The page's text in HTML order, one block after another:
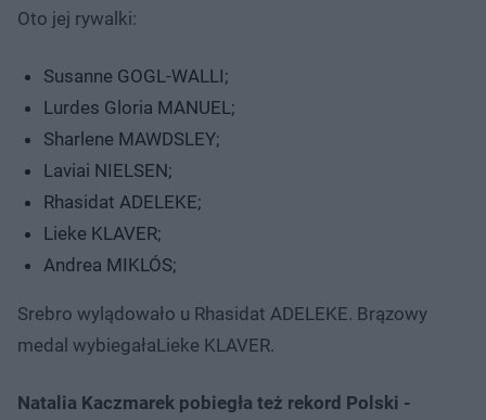
Oto jej rywalki:
Susanne GOGL-WALLI;
Lurdes Gloria MANUEL;
Sharlene MAWDSLEY;
Laviai NIELSEN;
Rhasidat ADELEKE;
Lieke KLAVER;
Andrea MIKLÓS;
Srebro wylądowało u Rhasidat ADELEKE. Brązowy
medal wybiegałaLieke KLAVER.
Natalia Kaczmarek pobiegła też rekord Polski -